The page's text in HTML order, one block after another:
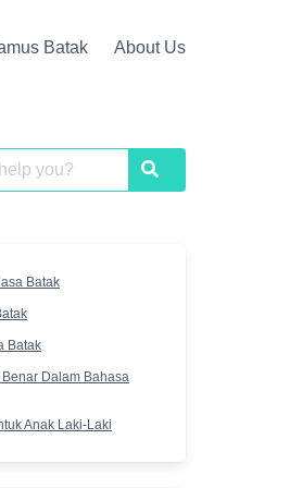
Batak About Us
Search
Batak
Batak
Dalam Bahasa
Anak Laki-Laki